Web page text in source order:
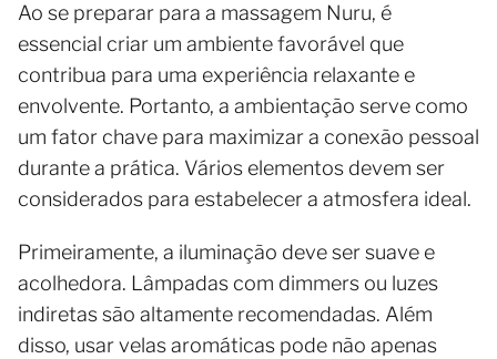
Ao se preparar para a massagem Nuru, é
essencial criar um ambiente favorável que
contribua para uma experiência relaxante e
envolvente. Portanto, a ambientação serve como
um fator chave para maximizar a conexão pessoal
durante a prática. Vários elementos devem ser
considerados para estabelecer a atmosfera ideal.
Primeiramente, a iluminação deve ser suave e
acolhedora. Lâmpadas com dimmers ou luzes
indiretas são altamente recomendadas. Além
disso, usar velas aromáticas pode não apenas